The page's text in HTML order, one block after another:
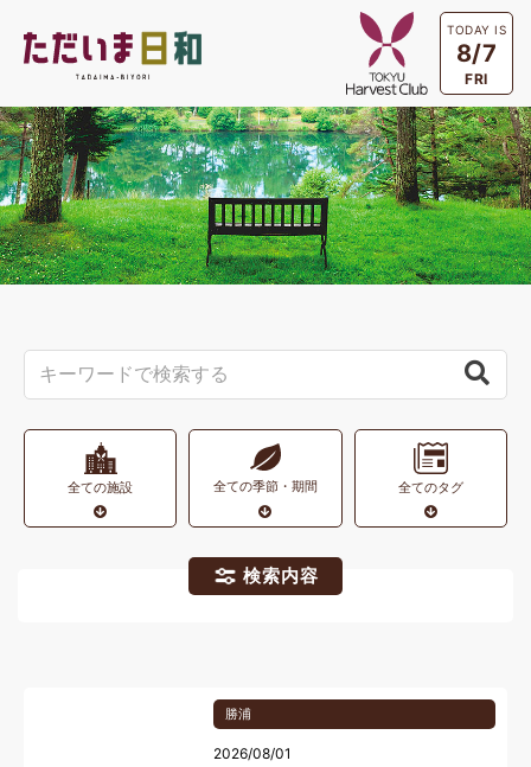
TODAY IS
8/7
FRI
全ての施設 全ての季節・期間 全てのタグ
検索内容
勝浦
2026/08/01